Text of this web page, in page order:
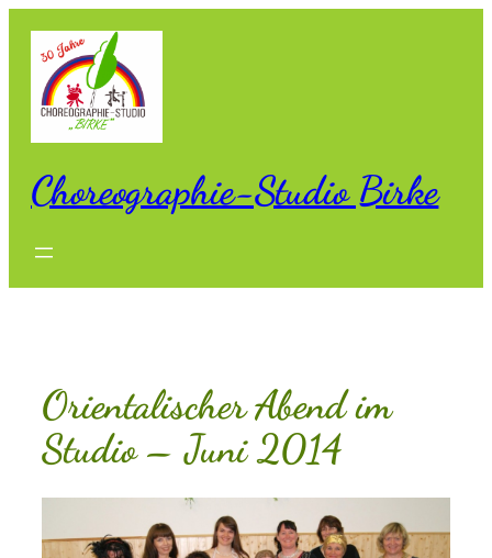
Inhalt
springen
Choreographie-Studio Birke
Orientalischer Abend im
Studio – Juni 2014